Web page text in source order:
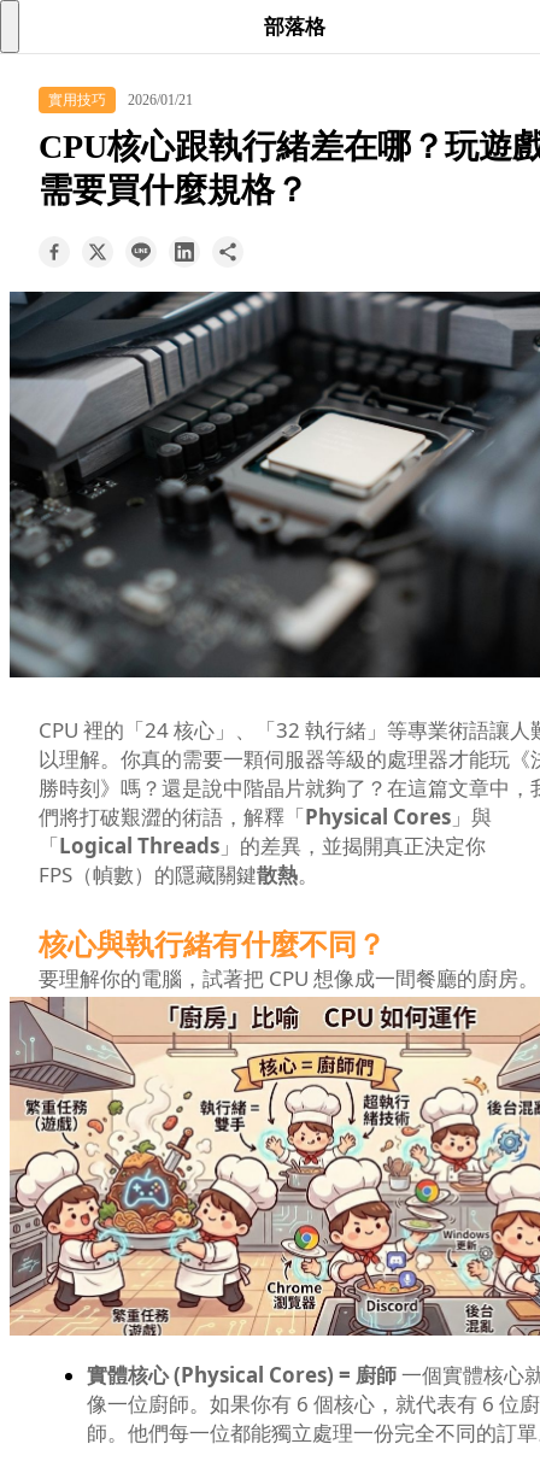
所有商品
keyboard_arrow_down
部落格
keyboard_arrow_down
支援服務
快速詢價
成為經銷商
部落格
實用技巧 2026/01/21
CPU核心跟執行緒差在哪？玩遊
需要買什麼規格？
CPU 裡的「24 核心」、「32 執行緒」等專業術語讓人
以理解。你真的需要一顆伺服器等級的處理器才能玩《
勝時刻》嗎？還是說中階晶片就夠了？在這篇文章中，
們將打破艱澀的術語，解釋「Physical Cores 」與
「Logical Threads 」的差異，並揭開真正決定你
FPS（幀數）的隱藏關鍵散熱。
核心與執行緒有什麼不同？
要理解你的電腦，試著把 CPU 想像成一間餐廳的廚房。
實體核心 (Physical Cores) = 廚師一個實體核心
像一位廚師。如果你有 6 個核心，就代表有 6 位廚
師。他們每一位都能獨立處理一份完全不同的訂